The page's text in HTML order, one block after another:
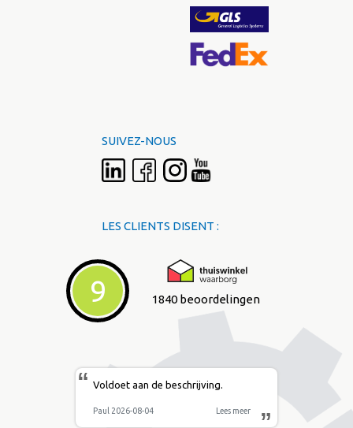
SUIVEZ-NOUS
LES CLIENTS DISENT :
9 1840 beoordelingen
“ Voldoet aan de beschrijving.
Paul 2026-08-04 Lees meer ”